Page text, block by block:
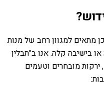
מתאים למגוון רחב של מנות
בישיבה קלה. אנו ב"תבלין
מובחרים וטעמים